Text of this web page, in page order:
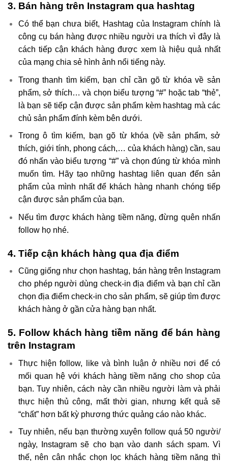
3. Bán hàng trên Instagram qua hashtag
Có thể bạn chưa biết, Hashtag của Instagram chính là
công cụ bán hàng được nhiều người ưa thích vì đây là
cách tiếp cận khách hàng được xem là hiệu quả nhất
của mạng chia sẻ hình ảnh nổi tiếng này.
Trong thanh tìm kiếm, bạn chỉ cần gõ từ khóa về sản
phẩm, sở thích… và chọn biểu tượng “#” hoặc tab “thẻ”,
là bạn sẽ tiếp cận được sản phẩm kèm hashtag mà các
chủ sản phẩm đính kèm bên dưới.
Trong ô tìm kiếm, bạn gõ từ khóa (về sản phẩm, sở
thích, giới tính, phong cách,… của khách hàng) cần, sau
đó nhấn vào biểu tượng “#” và chọn đúng từ khóa mình
muốn tìm. Hãy tạo những hashtag liên quan đến sản
phẩm của mình nhất để khách hàng nhanh chóng tiếp
cận được sản phẩm của bạn.
Nếu tìm được khách hàng tiềm năng, đừng quên nhấn
follow họ nhé.
4. Tiếp cận khách hàng qua địa điểm
Cũng giống như chọn hashtag, bán hàng trên Instagram
cho phép người dùng check-in địa điểm và bạn chỉ cần
chọn địa điểm check-in cho sản phẩm, sẽ giúp tìm được
khách hàng ở gần cửa hàng bạn nhất.
5. Follow khách hàng tiềm năng để bán hàng
trên Instagram
Thực hiện follow, like và bình luận ở nhiều nơi để có
mối quan hệ với khách hàng tiềm năng cho shop của
bạn. Tuy nhiên, cách này cần nhiều người làm và phải
thực hiện thủ công, mất thời gian, nhưng kết quả sẽ
“chất” hơn bất kỳ phương thức quảng cáo nào khác.
Tuy nhiên, nếu bạn thường xuyên follow quá 50 người/
ngày, Instagram sẽ cho bạn vào danh sách spam. Vì
thế, nên cân nhắc chọn lọc khách hàng tiềm năng thì